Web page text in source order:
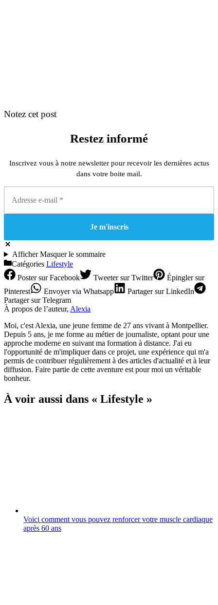
Notez cet post
Restez informé
Inscrivez vous à notre newsletter pour recevoir les dernières actus
dans votre boite mail.
AfficherMasquerle sommaire
Catégories Lifestyle
Postersur Facebook Tweetersur Twitter Épinglersur
Pinterest
Envoyervia Whatsapp Partagersur LinkedIn
Partagersur Telegram
À propos de l’auteur, Alexia
Moi, c'est Alexia, une jeune femme de 27 ans vivant à Montpellier.
Depuis 5 ans, je me forme au métier de journaliste, optant pour une
approche moderne en suivant ma formation à distance. J'ai eu
l'opportunité de m'impliquer dans ce projet, une expérience qui m'a
permis de contribuer régulièrement à des articles d'actualité et à leur
diffusion. Faire partie de cette aventure est pour moi un véritable
bonheur.
À voir aussi dans « Lifestyle »
Voici comment vous pouvez renforcer votre muscle cardiaque
après 60 ans